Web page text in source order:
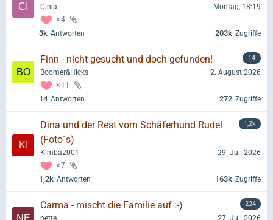
4
Cinja Montag, 18:19
Antworten
3k Zugriffe
203k
Finn - nicht gesucht und doch gefunden! 14
11
Boomer&Hicks 2. August 2026
Antworten
14 Zugriffe
272
Dina und der Rest vom Schäferhund Rudel
(Foto´s)
1,2k
7
Kimba2001 29. Juli 2026
Antworten
1,2k Zugriffe
163k
Carma - mischt die Familie auf :-) 224
nette 27. Juli 2026